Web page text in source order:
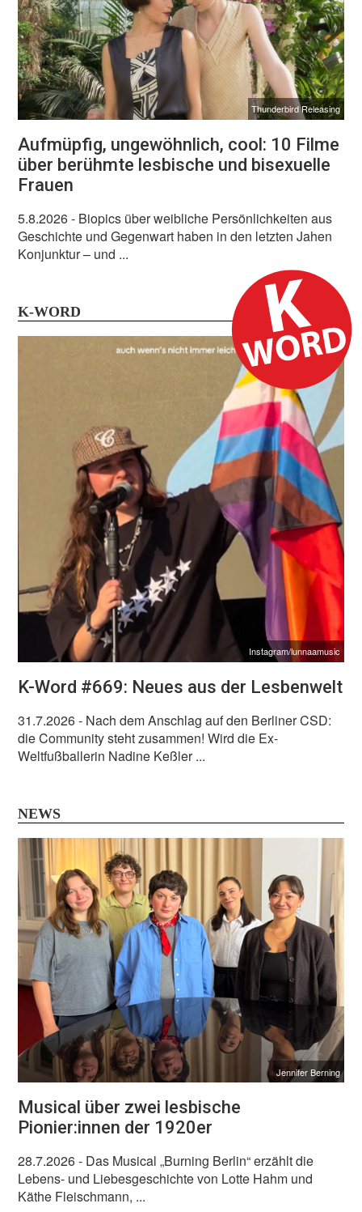
Thunderbird Releasing
Aufmüpfig, ungewöhnlich, cool: 10 Filme
über berühmte lesbische und bisexuelle
Frauen
5.8.2026- Biopics über weibliche Persönlichkeiten aus
Geschichte und Gegenwart haben in den letzten Jahen
Konjunktur – und ...
K-WORD
Instagram/lunnaamusic
K-Word #669: Neues aus der Lesbenwelt
31.7.2026- Nach dem Anschlag auf den Berliner CSD:
die Community steht zusammen! Wird die Ex-
Weltfußballerin Nadine Keßler ...
NEWS
Jennifer Berning
Musical über zwei lesbische
Pionier:innen der 1920er
28.7.2026- Das Musical „Burning Berlin“ erzählt die
Lebens- und Liebesgeschichte von Lotte Hahm und
Käthe Fleischmann, ...